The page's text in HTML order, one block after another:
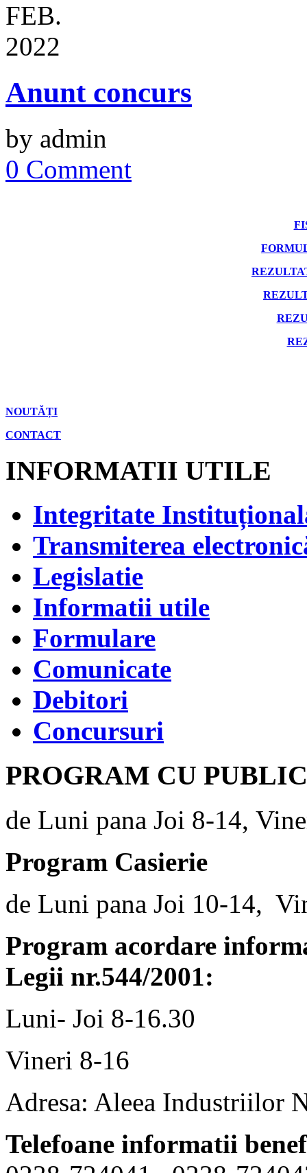
FEB.
2022
Anunt concurs
by admin
0 Comment
NOUTĂȚI
CONTACT
INFORMATII UTILE
Integritate
Transmiterea
Legislatie
Informatii utile
Formulare
Comunicate
Debitori
Concursuri
PROGRAM CU
de Luni pana Joi 8-14,
Program Casierie
de Luni pana Joi 10-14,
Program acordare
Legii nr.544/2001:
Luni- Joi 8-16.30
Vineri 8-16
Adresa: Aleea Industriilor
Telefoane informatii